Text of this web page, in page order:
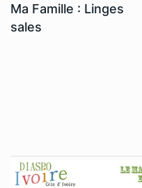
Ma Famille : Linges
sales